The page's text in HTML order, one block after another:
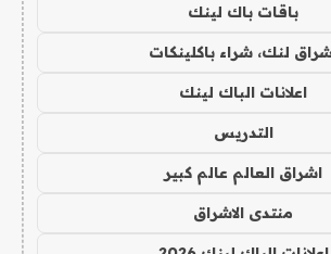
باقات باك لينك
لنك، شراء باكلينكات
اعلانات الباك لينك
التدريس
اشراق العالم عالم كبير
منتدى الاشراق